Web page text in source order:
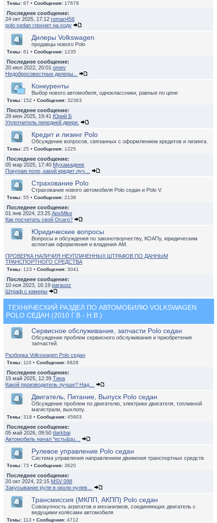
Темы: 67 • Сообщения: 17678
Последнее сообщение:
24 окт 2025, 17:12 roman456
polo sedan глохнет на ходу
Дилеры Volkswagen
продавцы нового Polo
Темы: 61 • Сообщения: 1235
Последнее сообщение:
20 июл 2022, 20:01 omev
Недобросовестные дилеры...
Конкуренты
Выбор нового автомобиля, одноклассники, равные по цене
Темы: 152 • Сообщения: 32363
Последнее сообщение:
29 июн 2025, 19:41 Юрий Б
Уплотнитель передней двери.
Кредит и лизинг Polo
Обсуждение вопросов, связанных с оформлением кредитов и лизинга.
Темы: 25 • Сообщения: 1225
Последнее сообщение:
05 мар 2025, 17:40 Мухамадеев
Покупаю поло, какой кредит луч…
Страхование Polo
Страхование нового автомобиля Polo седан и Polo V.
Темы: 55 • Сообщения: 2138
Последнее сообщение:
01 янв 2024, 23:25 ApxMike
Как посчитать свой Осаго?
Юридические вопросы
Вопросы и обсуждения по законотворчеству, КОАПу, юридическим
аспектам оформления и владения АМ.
ПРОВЕРКА НАЛИЧИЯ НЕУПЛАЧЕННЫХ ШТРАФОВ ПО ДАННЫМ
ТРАНСПОРТНОГО СРЕДСТВА
Темы: 123 • Сообщения: 3041
Последнее сообщение:
10 ноя 2023, 16:19 parauoz
Штраф с камеры
ТЕХНИЧЕСКИЙ РАЗДЕЛ ПО АВТОМОБИЛЮ VOLKSWAGEN
POLO СЕДАН (2010 Г.В - Н.В.)
Сервисное обслуживание, запчасти Polo седан
Обсуждение проблем сервисного обслуживания и приобретения
запчастей.
Разборка Volkswagen Polo седан
Темы: 110 • Сообщения: 6828
Последнее сообщение:
15 май 2025, 12:39 Тина
Какой производитель лучше? Над…
Двигатель, Питание, Выпуск Polo седан
Обсуждение проблем по двигателю, электрике двигателя, топливной
магистрали, выхлопу.
Темы: 318 • Сообщения: 45803
Последнее сообщение:
05 май 2026, 09:50 darkbai
Автомобиль начал "есть&qu…
Рулевое управление Polo седан
Система управления направлением движения транспортных средств
Темы: 73 • Сообщения: 3620
Последнее сообщение:
20 окт 2024, 22:15 MSV 098
Закусывание руля в около нулев…
Трансмиссия (МКПП, АКПП) Polo седан
Совокупность агрегатов и механизмов, соединяющих двигатель с
ведущими колёсами автомобиля
Темы: 113 • Сообщения: 4712